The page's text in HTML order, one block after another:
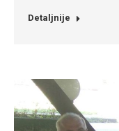
Detaljnije